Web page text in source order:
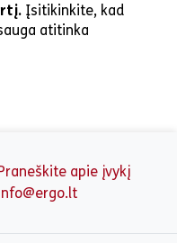
Įsitikinkite, kad
atitinka
Praneškite apie įvykį